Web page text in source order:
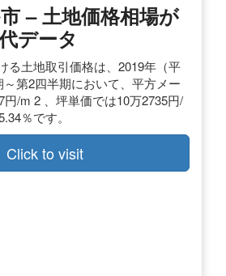
– 土地価格相場が
データ
る土地取引価格は、2019年（平
第2四半期において、平方メー
円/m 2 、坪単価では10万2735円/
％です。
Click to visit